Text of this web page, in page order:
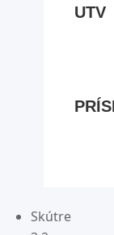
UTV
Skútre